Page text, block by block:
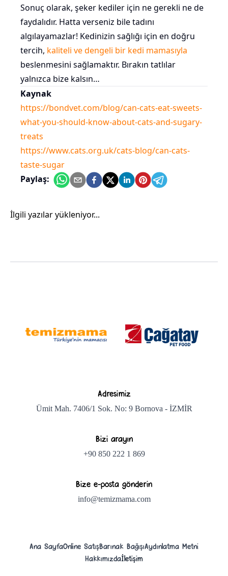
Sonuç olarak, şeker kediler için ne gerekli ne de
faydalıdır. Hatta verseniz bile tadını
algılayamazlar! Kedinizin sağlığı için en doğru
tercih, kaliteli ve dengeli bir kedi mamasıyla
beslenmesini sağlamaktır. Bırakın tatlılar
yalnızca bize kalsın…
Kaynak
https://bondvet.com/blog/can-cats-eat-sweets-
what-you-should-know-about-cats-and-sugary-
treats
https://www.cats.org.uk/cats-blog/can-cats-
taste-sugar
Paylaş:
İlgili yazılar yükleniyor...
Adresimiz
Ümit Mah. 7406/1 Sok. No: 9 Bornova - İZMİR
Bizi arayın
+90 850 222 1 869
Bize e-posta gönderin
info@temizmama.com
Ana SayfaOnline SatışBarınak BağışıAydınlatma Metni
Hakkımızdaİletişim